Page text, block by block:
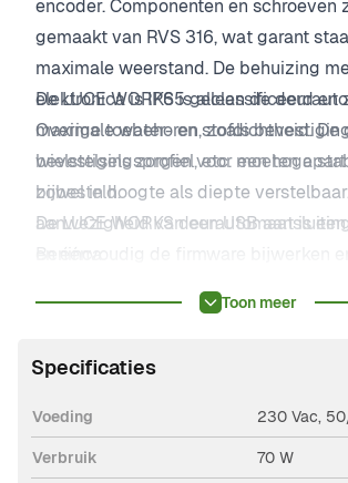
encoder. Componenten en schroeven
gemaakt van RVS 316, wat garant
maximale weerstand. De behuizing
elektronica is IP65 geclassificeerd en
maximale water- en stofdichtheid. De
wielstelsels zorgen voor een hoge
zowel in hoogte als diepte
aanwezigheid van een USB
Hierdoor is een constante werking
De LUCE WORKS is alleen de
Overige toebehoren, zoals
bevestigingsprofiel, etc. moeten
bijbesteld.
De LUCE WORKS deurautomaat is
Toon meer
Specificaties
Voeding 230 Vac,
Verbruik 70 W